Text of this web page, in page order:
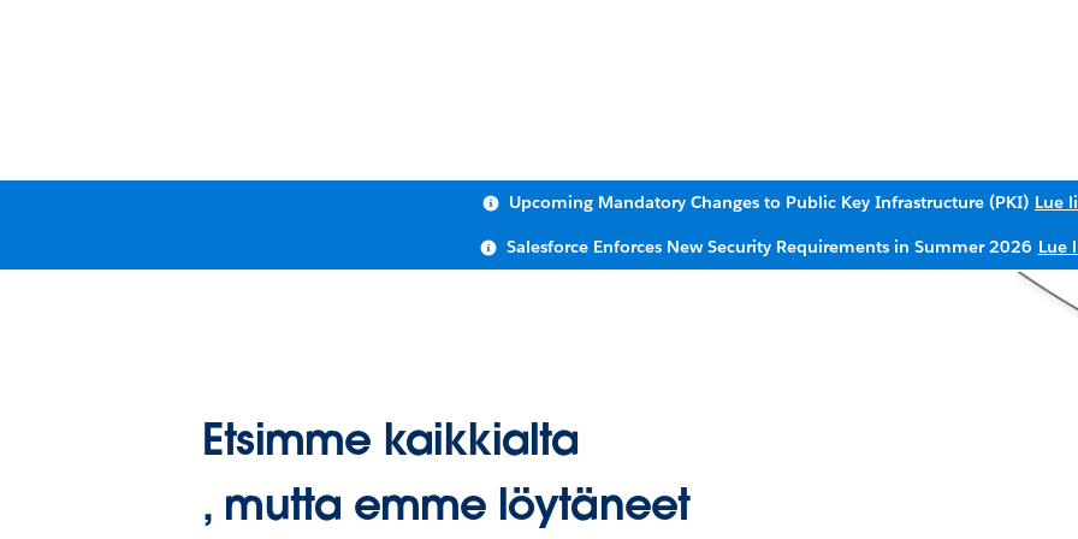
Upcoming Mandatory Changes to Public Key Infrastructure (PKI) Lue
Salesforce Enforces New Security Requirements in Summer 2026 Lue
Etsimme kaikkialta
, mutta emme löytäneet